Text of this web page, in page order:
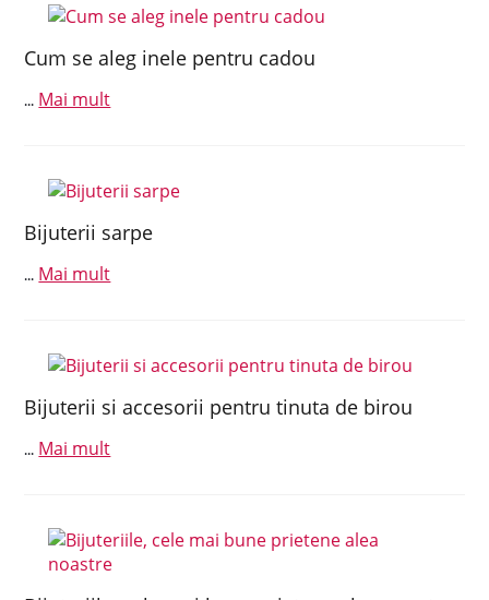
Cum se aleg inele pentru cadou
... Mai mult
Bijuterii sarpe
... Mai mult
Bijuterii si accesorii pentru tinuta de birou
... Mai mult